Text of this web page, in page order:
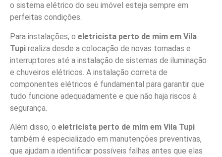
o sistema elétrico do seu imóvel esteja sempre em
perfeitas condições.
Para instalações, o eletricista perto de mim em Vila
Tupi realiza desde a colocação de novas tomadas e
interruptores até a instalação de sistemas de iluminação
e chuveiros elétricos. A instalação correta de
componentes elétricos é fundamental para garantir que
tudo funcione adequadamente e que não haja riscos à
segurança.
Além disso, o eletricista perto de mim em Vila Tupi
também é especializado em manutenções preventivas,
que ajudam a identificar possíveis falhas antes que elas